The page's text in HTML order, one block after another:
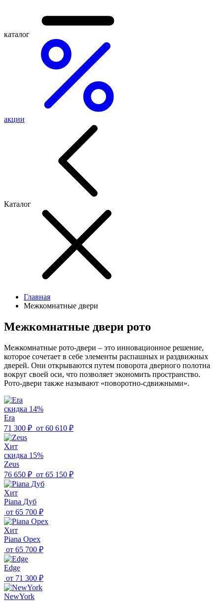
каталог
акции
Каталог
Главная
Межкомнатные двери
Межкомнатные двери рото
Межкомнатные рото-двери – это инновационное решение,
которое сочетает в себе элементы распашных и раздвижных
дверей. Они открываются путем поворота дверного полотна
вокруг своей оси, что позволяет экономить пространство.
Рото-двери также называют «поворотно-сдвижными».
скидка 14%
Era
71 300 ₽ от 60 610 ₽
Хит
скидка 15%
Zeus
76 650 ₽ от 65 150 ₽
Хит
Piana Дуб
от 65 700 ₽
Хит
Piana Орех
от 65 700 ₽
Edge
от 71 300 ₽
NewYork